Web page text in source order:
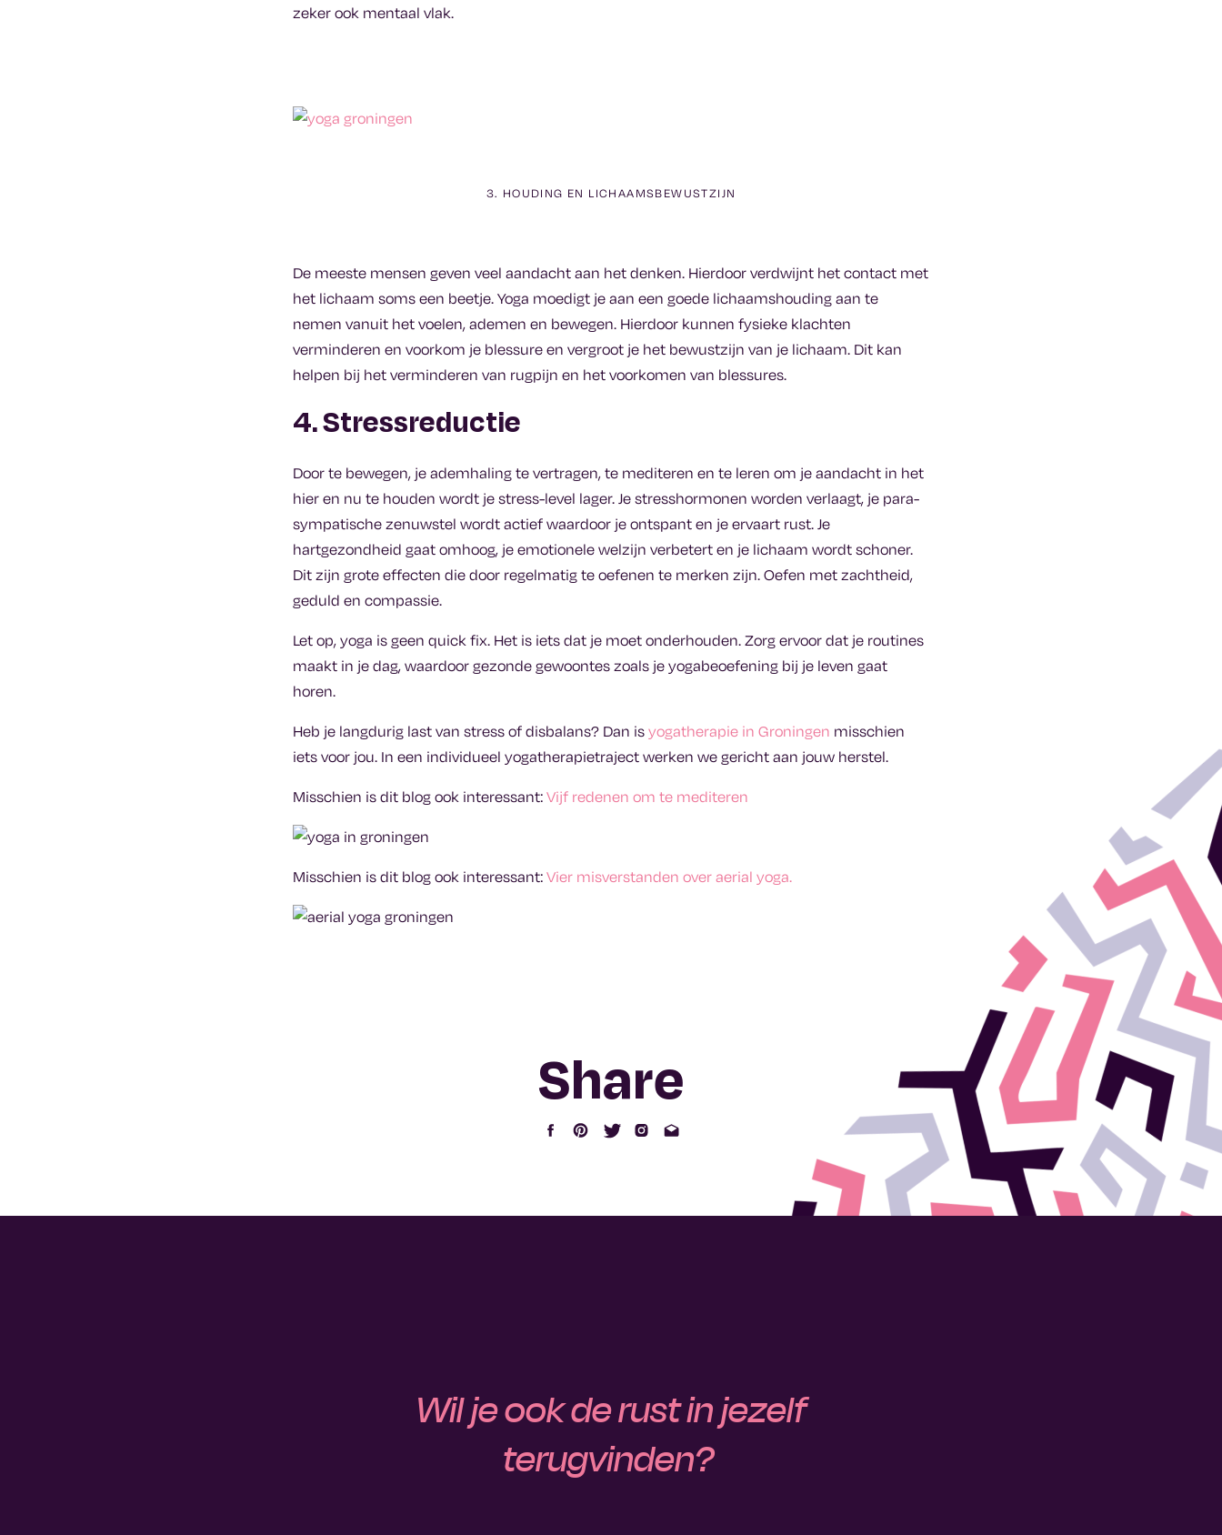
zeker ook mentaal vlak.
3. HOUDING EN LICHAAMSBEWUSTZIJN
De meeste mensen geven veel aandacht aan het denken. Hierdoor verdwijnt het contact met
het lichaam soms een beetje. Yoga moedigt je aan een goede lichaamshouding aan te
nemen vanuit het voelen, ademen en bewegen. Hierdoor kunnen fysieke klachten
verminderen en voorkom je blessure en vergroot je het bewustzijn van je lichaam. Dit kan
helpen bij het verminderen van rugpijn en het voorkomen van blessures.
4. Stressreductie
Door te bewegen, je ademhaling te vertragen, te mediteren en te leren om je aandacht in het
hier en nu te houden wordt je stress-level lager. Je stresshormonen worden verlaagt, je para-
sympatische zenuwstel wordt actief waardoor je ontspant en je ervaart rust. Je
hartgezondheid gaat omhoog, je emotionele welzijn verbetert en je lichaam wordt schoner.
Dit zijn grote effecten die door regelmatig te oefenen te merken zijn. Oefen met zachtheid,
geduld en compassie.
Let op, yoga is geen quick fix. Het is iets dat je moet onderhouden. Zorg ervoor dat je routines
maakt in je dag, waardoor gezonde gewoontes zoals je yogabeoefening bij je leven gaat
horen.
Heb je langdurig last van stress of disbalans? Dan isyogatherapie in Groningen misschien
iets voor jou. In een individueel yogatherapietraject werken we gericht aan jouw herstel.
Misschien is dit blog ook interessant:Vijf redenen om te mediteren
Misschien is dit blog ook interessant:Vier misverstanden over aerial yoga.
Share
Wil je ook de rust in jezelf
terugvinden?